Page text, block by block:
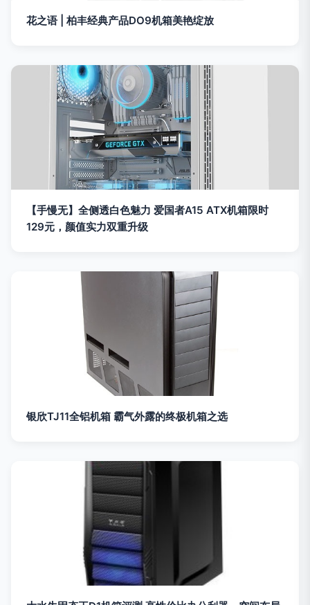
花之语 | 柏丰经典产品DO9机箱美艳绽放
【手慢无】全侧透白色魅力 爱国者A15 ATX机箱限时
129元，颜值实力双重升级
银欣TJ11全铝机箱 霸气外露的终极机箱之选